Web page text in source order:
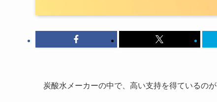
炭酸水メーカーの中で、高い支持を得ているのが